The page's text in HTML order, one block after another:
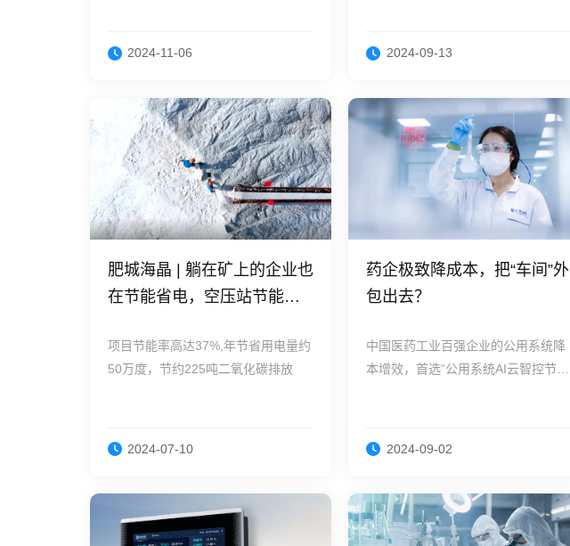
2024-11-06 2024-09-13
肥城海晶 | 躺在矿上的企业也
在节能省电，空压站节能
项目节能率高达37%,年节省用电量约
50万度，节约225吨二氧化碳排放
2024-07-10
药企极致降成本，把“车间”外
包出去？
中国医药工业百强企业的公用系统降
本增效，首选“公用系统AI云智控节
2024-09-02